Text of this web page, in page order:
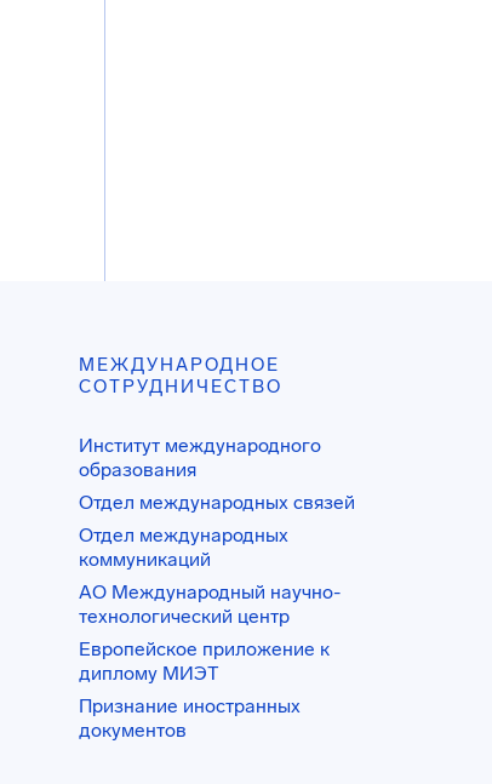
МЕЖДУНАРОДНОЕ
СОТРУДНИЧЕСТВО
Институт международного
образования
Отдел международных связей
Отдел международных
коммуникаций
АО Международный научно-
технологический центр
Европейское приложение к
диплому МИЭТ
Признание иностранных
документов